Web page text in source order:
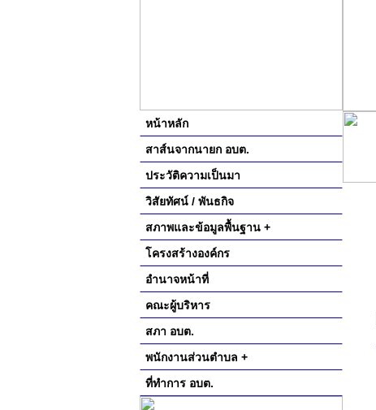
หน้าหลัก
สาส์นจากนายก อบต.
ประวัติความเป็นมา
วิสัยทัศน์ / พันธกิจ
สภาพและข้อมูลพื้นฐาน +
โครงสร้างองค์กร
อำนาจหน้าที่
คณะผู้บริหาร
สภา อบต.
พนักงานส่วนตำบล +
ที่ทำการ อบต.